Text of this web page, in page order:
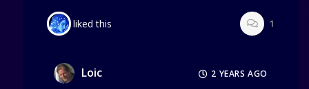
liked this 1
Loic 2 YEARS AGO